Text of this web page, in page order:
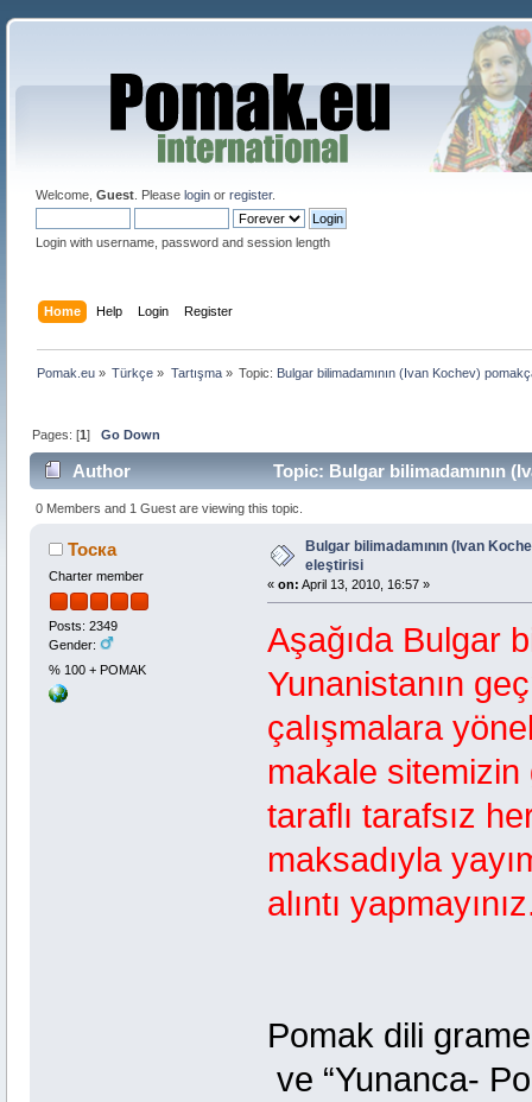
Welcome, Guest. Please loginor register.
Login with username, password and session length
Home Help Login Register
Pomak.eu » Türkçe » Tartışma» Topic: Bulgar bilimadamının (Ivan Kochev)
Pages: [1]Go Down
Author Topic: Bulgar bilimadamının
0 Members and 1 Guest are viewing this topic.
Тоска
Charter member
Posts: 2349
Gender:
% 100 + POMAK
Bulgar bilimadamının (Ivan
eleştirisi
« on: April 13, 2010, 16:57 »
Aşağıda Bulgar
Yunanistanın
çalışmalara
makale sitemizin
taraflı tarafsız
maksadıyla
alıntı
Pomak dili
ve “Yunanca-